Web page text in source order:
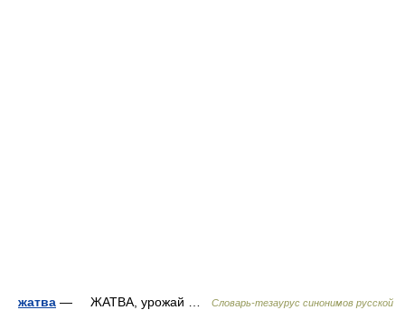
жатва — ЖАТВА, урожай … Словарь-тезаурус синонимов русской